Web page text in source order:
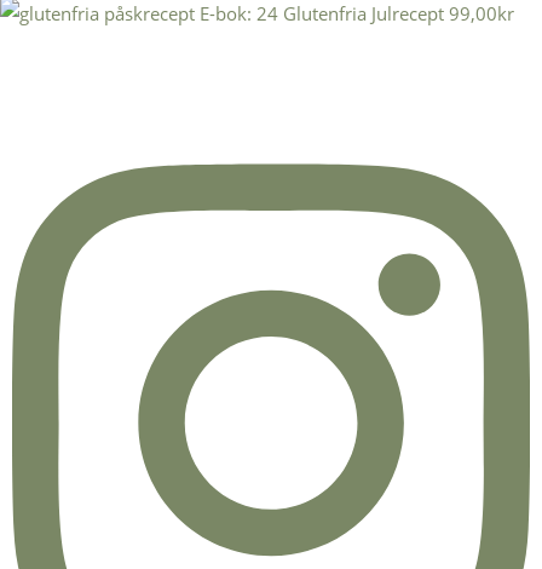
E-bok: 24 Glutenfria Julrecept 99,00kr